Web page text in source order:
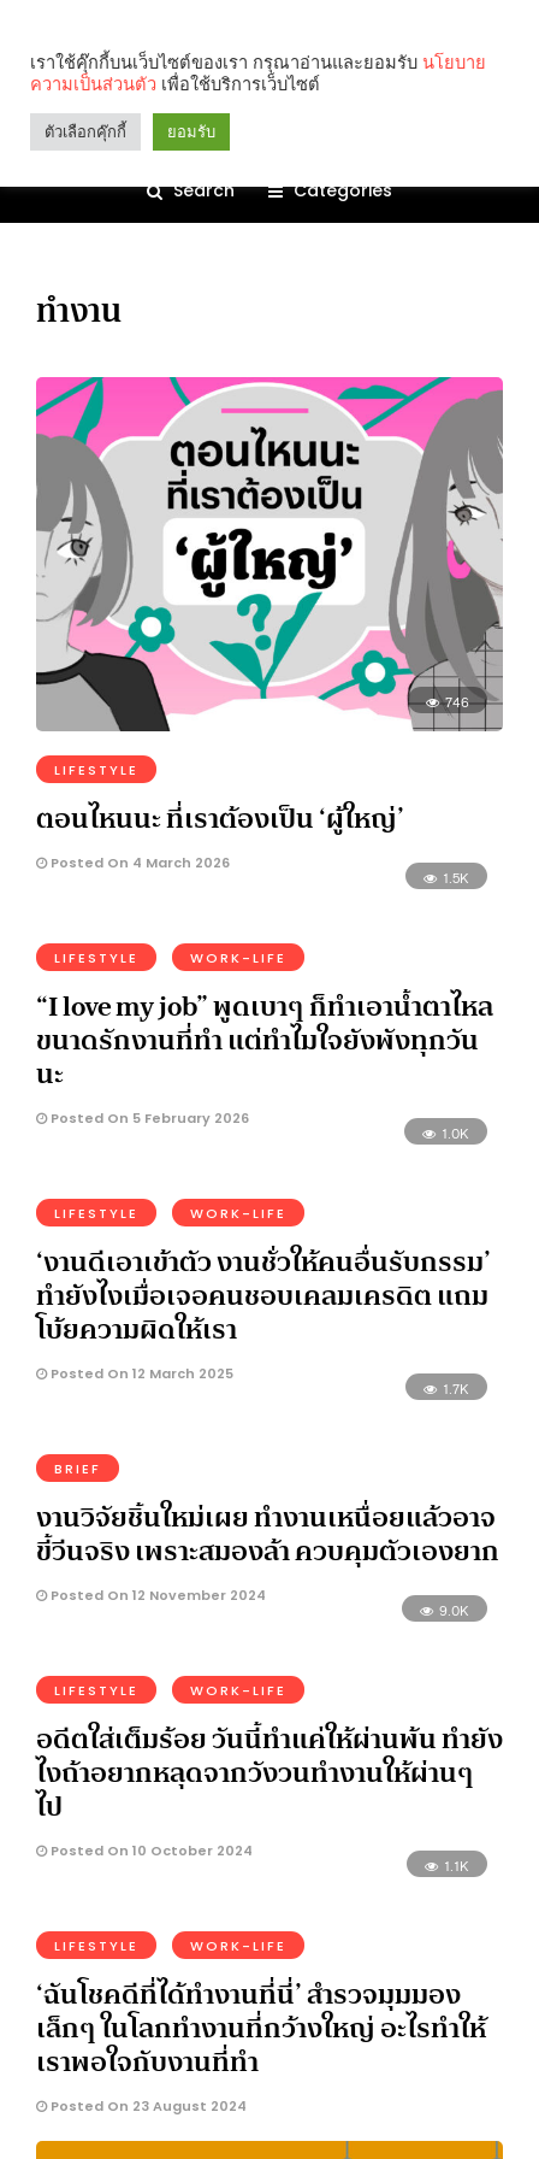
Search Categories
ทำงาน
746
LIFESTYLE
ตอนไหนนะ ที่เราต้องเป็น ‘ผู้ใหญ่’
Posted On 4 March 2026
1.5K
LIFESTYLE WORK-LIFE
“I love my job” พูดเบาๆ ก็ทำเอาน้ำตาไหล
ขนาดรักงานที่ทำ แต่ทำไมใจยังพังทุกวัน
นะ
Posted On 5 February 2026
1.0K
LIFESTYLE WORK-LIFE
‘งานดีเอาเข้าตัว งานชั่วให้คนอื่นรับกรรม’
ทำยังไงเมื่อเจอคนชอบเคลมเครดิต แถม
โบ้ยความผิดให้เรา
Posted On 12 March 2025
1.7K
BRIEF
งานวิจัยชิ้นใหม่เผย ทำงานเหนื่อยแล้วอาจ
ขี้วีนจริง เพราะสมองล้า ควบคุมตัวเองยาก
Posted On 12 November 2024
9.0K
LIFESTYLE WORK-LIFE
อดีตใส่เต็มร้อย วันนี้ทำแค่ให้ผ่านพ้น ทำยัง
ไงถ้าอยากหลุดจากวังวนทำงานให้ผ่านๆ
ไป
Posted On 10 October 2024
1.1K
LIFESTYLE WORK-LIFE
‘ฉันโชคดีที่ได้ทำงานที่นี่’ สำรวจมุมมอง
เล็กๆ ในโลกทำงานที่กว้างใหญ่ อะไรทำให้
เราพอใจกับงานที่ทำ
Posted On 23 August 2024
เราใช้คุ๊กกี้บนเว็บไซต์ของเรา กรุณาอ่านและยอมรับ นโยบาย
ความเป็นส่วนตัว เพื่อใช้บริการเว็บไซต์
ตัวเลือกคุ๊กกี้ ยอมรับ